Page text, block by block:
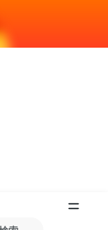
和佐浦